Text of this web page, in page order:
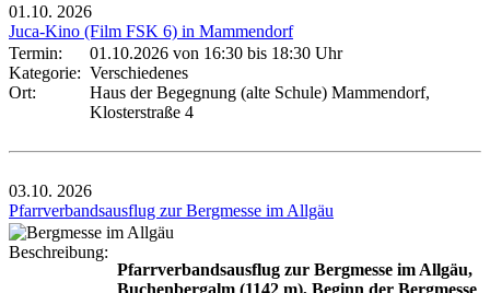
01.10. 2026
Juca-Kino (Film FSK 6) in Mammendorf
Termin:
01.10.2026 von 16:30 bis 18:30 Uhr
Kategorie: Verschiedenes
Ort:
Haus der Begegnung (alte Schule) Mammendorf,
Klosterstraße 4
03.10. 2026
Pfarrverbandsausflug zur Bergmesse im Allgäu
Beschreibung:
Pfarrverbandsausflug zur Bergmesse im Allgäu,
Buchenbergalm (1142 m), Beginn der Bergmesse